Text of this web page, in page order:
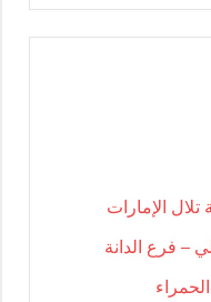
الإمارات
– فرع الدانة